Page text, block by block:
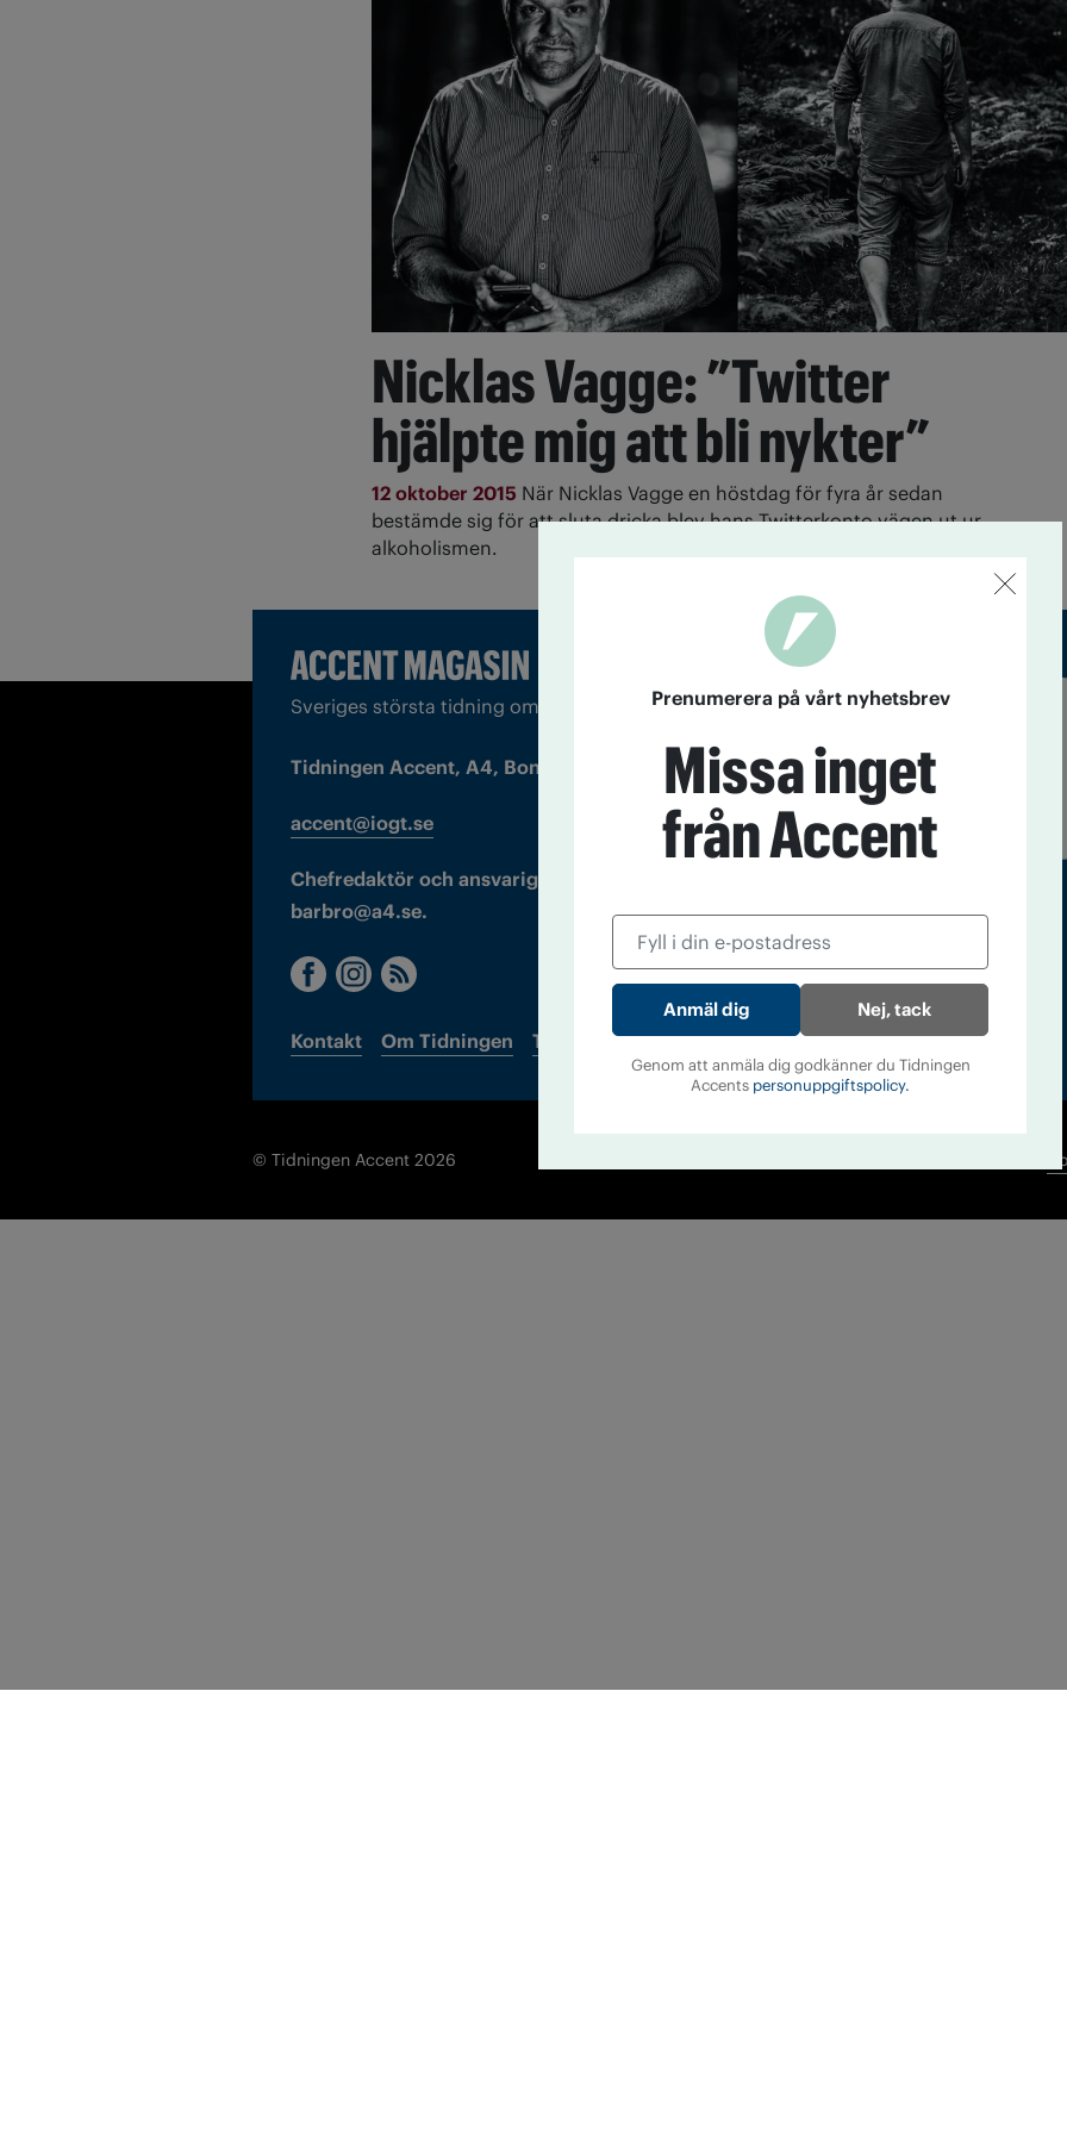
Nicklas Vagge: ”Twitter
hjälpte mig att bli nykter”
12 oktober 2015 När Nicklas Vagge en höstdag för fyra år sedan
bestämde sig för att sluta dricka blev hans Twitterkonto vägen ut ur
alkoholismen.
Sveriges största tidning om droger och nykterhet
Tidningen Accent, A4, Bondegatan 21, 116 33 Stockholm
accent@iogt.se
Chefredaktör och ansvarig utgivare: Barbro Janson Lundkvist,
barbro@a4.se.
Kontakt Om Tidningen Tidningsarkiv In English
© Tidningen Accent 2026
Prenumerera på vårt nyhetsbrev
Missa inget
från Accent
Nej, tack
Genom att anmäla dig godkänner du Tidningen
Accents personuppgiftspolicy.